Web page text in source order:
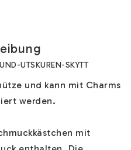
UTSKUREN-SKYTT
und kann mit Charms
werden.
mit